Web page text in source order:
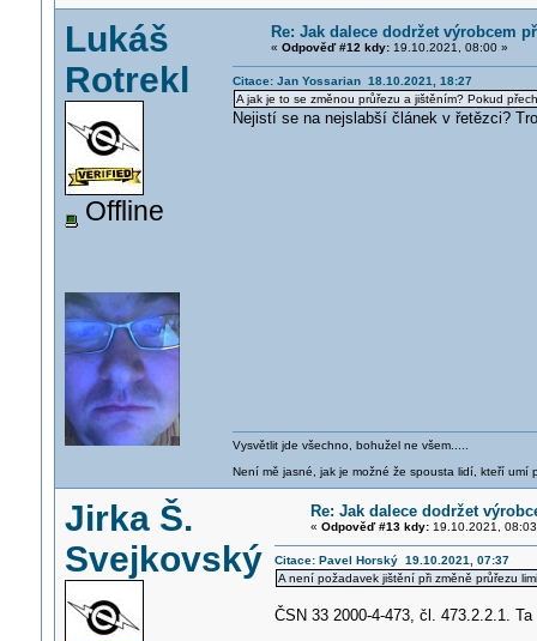
Lukáš
Rotrekl
Offline
Re: Jak dalece dodržet výrobcem
« Odpověď #12 kdy:19.10.2021, 08:00 »
Citace: Jan Yossarian 18.10.2021, 18:27
A jak je to se změnou průřezu a jištěním? Pokud
Nejistí se na nejslabší článek v řetězci?
Vysvětlit jde všechno, bohužel ne všem.....
Není mě jasné, jak je možné že spousta lidí, kteří umí
Jirka Š.
Svejkovský
Re: Jak dalece dodržet
« Odpověď #13 kdy:19.10.2021,
Citace: Pavel Horský 19.10.2021, 07:37
A není požadavek jištění při změně průřezu
ČSN 33 2000-4-473, čl. 473.2.2.1.